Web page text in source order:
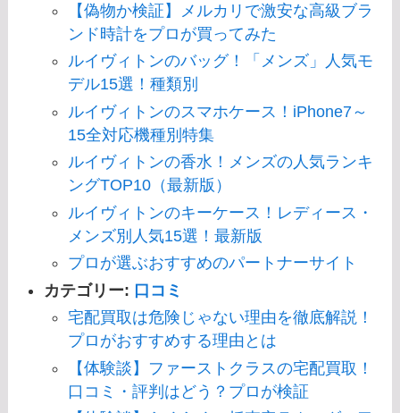
【偽物か検証】メルカリで激安な高級ブラ
ンド時計をプロが買ってみた
ルイヴィトンのバッグ！「メンズ」人気モ
デル15選！種類別
ルイヴィトンのスマホケース！iPhone7～
15全対応機種別特集
ルイヴィトンの香水！メンズの人気ランキ
ングTOP10（最新版）
ルイヴィトンのキーケース！レディース・
メンズ別人気15選！最新版
プロが選ぶおすすめのパートナーサイト
カテゴリー: 口コミ
宅配買取は危険じゃない理由を徹底解説！
プロがおすすめする理由とは
【体験談】ファーストクラスの宅配買取！
口コミ・評判はどう？プロが検証